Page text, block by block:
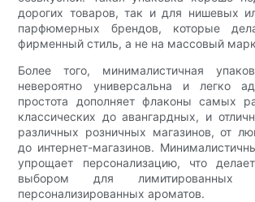
дорогих товаров, так и для нишевых
парфюмерных брендов, которые
фирменный стиль, а не на массовый
Более того, минималистичная
невероятно универсальна и легко
простота дополняет флаконы самых
классических до авангардных, и
различных розничных магазинов, от
до интернет-магазинов.
упрощает персонализацию, что
выбором для лимитированных
персонализированных ароматов.